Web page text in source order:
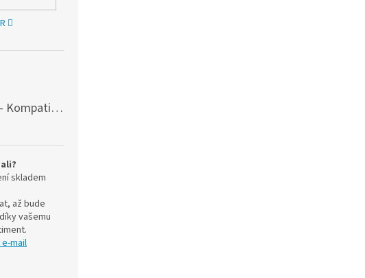
EPSON T2636 (26XL) - Kompatibilní, s čipy, 5ks
skladem
až bude
vašemu
mail